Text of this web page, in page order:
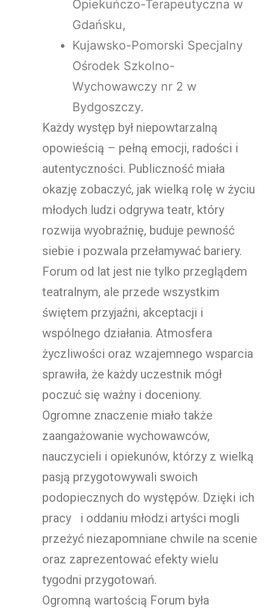
Opiekuńczo-Terapeutyczna w
Gdańsku,
Kujawsko-Pomorski Specjalny
Ośrodek Szkolno-
Wychowawczy nr 2 w
Bydgoszczy.
Każdy występ był niepowtarzalną
opowieścią – pełną emocji, radości i
autentyczności. Publiczność miała
okazję zobaczyć, jak wielką rolę w życiu
młodych ludzi odgrywa teatr, który
rozwija wyobraźnię, buduje pewność
siebie i pozwala przełamywać bariery.
Forum od lat jest nie tylko przeglądem
teatralnym, ale przede wszystkim
świętem przyjaźni, akceptacji i
wspólnego działania. Atmosfera
życzliwości oraz wzajemnego wsparcia
sprawiła, że każdy uczestnik mógł
poczuć się ważny i doceniony.
Ogromne znaczenie miało także
zaangażowanie wychowawców,
nauczycieli i opiekunów, którzy z wielką
pasją przygotowywali swoich
podopiecznych do występów. Dzięki ich
pracy i oddaniu młodzi artyści mogli
przeżyć niezapomniane chwile na scenie
oraz zaprezentować efekty wielu
tygodni przygotowań.
Ogromną wartością Forum była